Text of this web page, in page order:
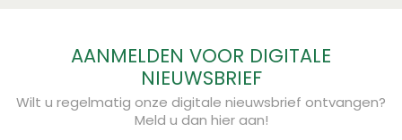
AANMELDEN VOOR DIGITALE
NIEUWSBRIEF
Wilt u regelmatig onze digitale nieuwsbrief ontvangen?
Meld u dan hier aan!